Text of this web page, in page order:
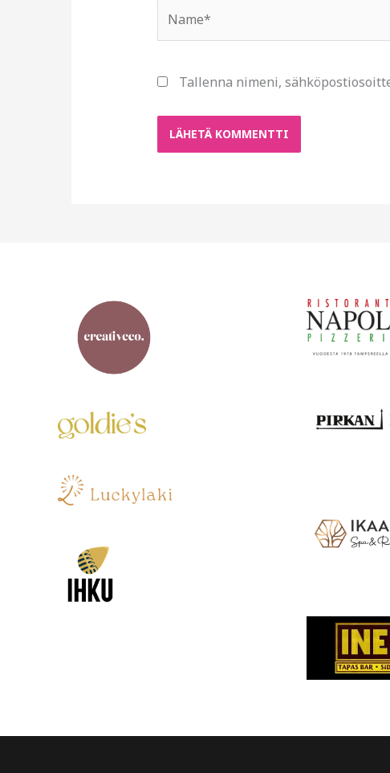
Tallenna nimeni,